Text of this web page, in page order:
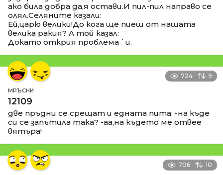
ако била добра да,я остави.И пил-пил направо се
олял.Селяните казали:
Ей,царю велики!До кога ще пиеш от нашата
велика ракия? А той казал:
Докато открия проблема `и.
724 9
МРЪСНИ
12109
две пръдни се срещат и едната пита: -на къде
си се запътила така? -аа,на където ме отвее
вятъра!
706 10